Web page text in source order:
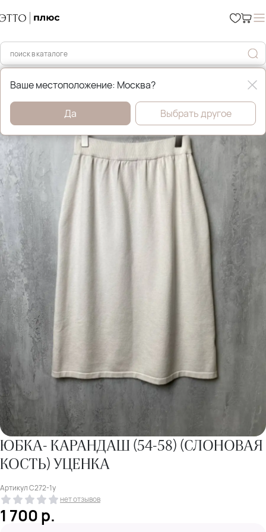
Главная Уценка %
ЮБКА- КАРАНДАШ (54-58) (СЛОНОВАЯ
КОСТЬ) УЦЕНКА
АртикулС272-1у
нет отзывов
1 700р.
Ваше местоположение: Москва?
Да Выбрать другое